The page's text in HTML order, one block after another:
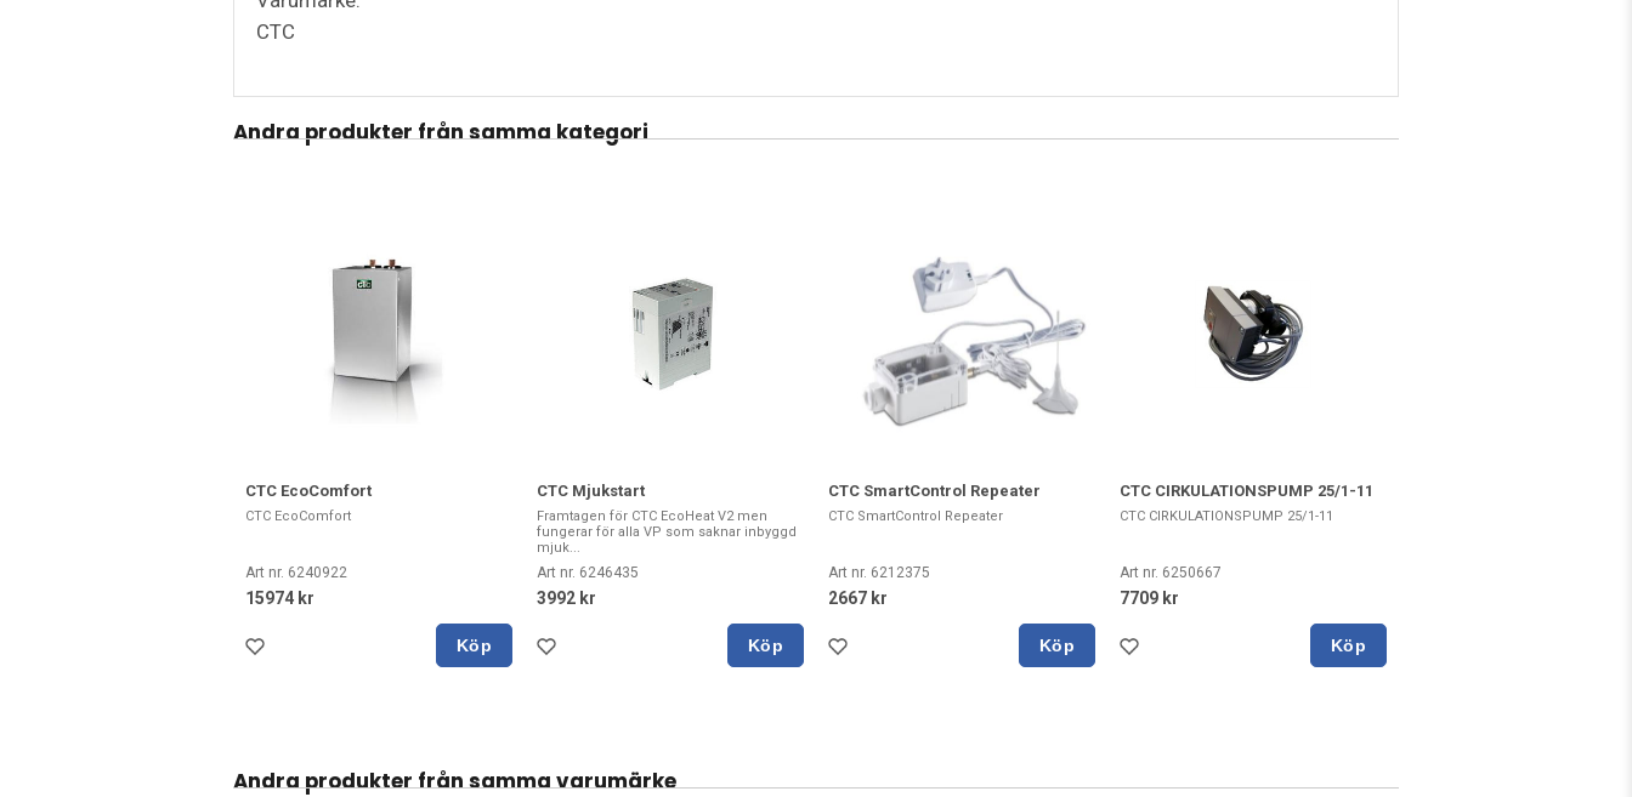
CTC
Andra produkter från samma kategori
CTC EcoComfort
CTC EcoComfort
Art nr. 6240922
15974 kr
Köp
CTC Mjukstart
Framtagen för CTC EcoHeat V2 men
fungerar för alla VP som saknar inbyggd
mjuk...
Art nr. 6246435
3992 kr
Köp
CTC SmartControl Repeater
CTC SmartControl Repeater
Art nr. 6212375
2667 kr
Köp
CTC CIRKULATIONSPUMP 25/1-11
CTC CIRKULATIONSPUMP 25/1-11
Art nr. 6250667
7709 kr
Köp
Andra produkter från samma varumärke